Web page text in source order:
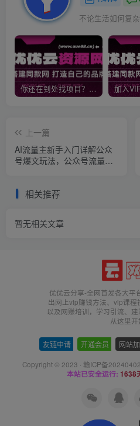
不论生活如何复
你还在到处找项目？还在当韭菜？我靠网创资源站一个月收入5万+，曾经我也是个失败者。
上一篇
AI流量主新手入门详解公众
号爆文玩法，公众号流量主
相关推荐
暂无相关文章
优优云分享-全网首发各大平
出网上vip赚钱方法、vip课程
以及网赚培训，学习引流、
从这里开
友链申请 开通会员 网站
Copyright © 2023 · 赣ICP备
本站已安全运行: 1638